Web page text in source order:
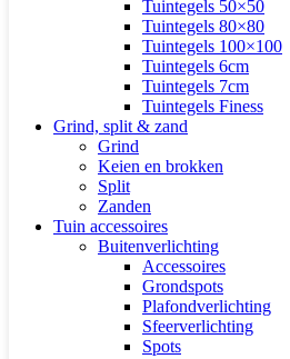
Tuintegels 50×50
Tuintegels 80×80
Tuintegels 100×100
Tuintegels 6cm
Tuintegels 7cm
Tuintegels Finess
Grind, split & zand
Grind
Keien en brokken
Split
Zanden
Tuin accessoires
Buitenverlichting
Accessoires
Grondspots
Plafondverlichting
Sfeerverlichting
Spots